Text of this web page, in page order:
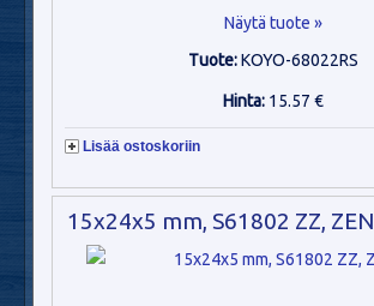
Näytä tuote »
Tuote:KOYO-68022RS
Hinta: 15.57 €
Lisää ostoskoriin
15x24x5 mm, S61802 ZZ, ZEN